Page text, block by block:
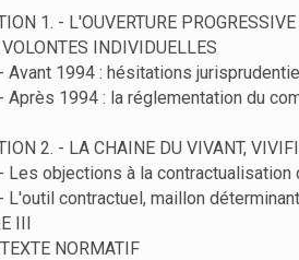
1. - L'OUVERTURE
INDIVIDUELLES
Avant 1994 : hésitations
Après 1994 : la réglementation du
2. - LA CHAINE DU VIVANT,
Les objections à la contractualisation
L'outil contractuel, maillon
III
NORMATIF